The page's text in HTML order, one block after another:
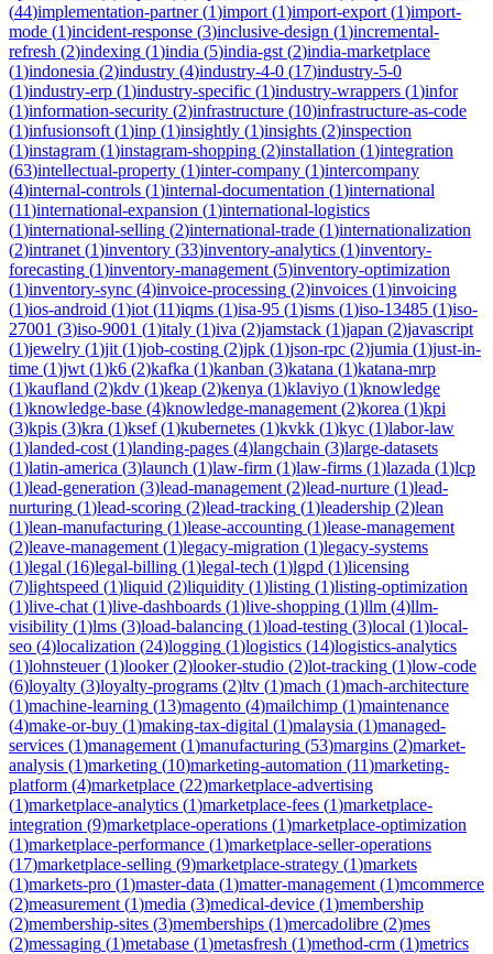
(44)implementation-partner(1)import (1)import-export (1)import-
mode (1)incident-response (3)inclusive-design (1)incremental-
refresh (2)indexing (1)india (5)india-gst (2)india-marketplace
(1)indonesia (2)industry (4)industry-4-0 (17)industry-5-0
(1)industry-erp (1)industry-specific (1)industry-wrappers (1)infor
(1)information-security (2)infrastructure (10)infrastructure-as-code
(1)infusionsoft (1)inp (1)insightly (1)insights (2)inspection
(1)instagram (1)instagram-shopping (2)installation (1)integration
(63)intellectual-property (1)inter-company (1)intercompany
(4)internal-controls (1)internal-documentation (1)international
(11)international-expansion (1)international-logistics
(1)international-selling (2)international-trade (1)internationalization
(2)intranet (1)inventory (33)inventory-analytics (1)inventory-
forecasting (1)inventory-management (5)inventory-optimization
(1)inventory-sync (4)invoice-processing (2)invoices (1)invoicing
(1)ios-android (1)iot (11)iqms (1)isa-95 (1)isms (1)iso-13485 (1)iso-
27001 (3)iso-9001 (1)italy (1)iva (2)jamstack (1)japan (2)javascript
(1)jewelry (1)jit (1)job-costing (2)jpk (1)json-rpc (2)jumia (1)just-in-
time (1)jwt (1)k6 (2)kafka (1)kanban (3)katana (1)katana-mrp
(1)kaufland (2)kdv (1)keap (2)kenya (1)klaviyo (1)knowledge
(1)knowledge-base (4)knowledge-management (2)korea (1)kpi
(3)kpis (3)kra (1)ksef(1)kubernetes (1)kvkk (1)kyc (1)labor-law
(1)landed-cost (1)landing-pages (4)langchain (3)large-datasets
(1)latin-america (3)launch (1)law-firm (1)law-firms (1)lazada (1)lcp
(1)lead-generation (3)lead-management (2)lead-nurture (1)lead-
nurturing (1)lead-scoring (2)lead-tracking (1)leadership (2)lean
(1)lean-manufacturing (1)lease-accounting (1)lease-management
(2)leave-management (1)legacy-migration (1)legacy-systems
(1)legal (16)legal-billing (1)legal-tech (1)lgpd (1)licensing
(7)lightspeed (1)liquid (2)liquidity (1)listing (1)listing-optimization
(1)live-chat (1)live-dashboards (1)live-shopping (1)llm (4)llm-
visibility (1)lms (3)load-balancing (1)load-testing (3)local (1)local-
seo (4)localization (24)logging (1)logistics (14)logistics-analytics
(1)lohnsteuer(1)looker(2)looker-studio (2)lot-tracking (1)low-code
(6)loyalty (3)loyalty-programs (2)ltv (1)mach (1)mach-architecture
(1)machine-learning (13)magento (4)mailchimp (1)maintenance
(4)make-or-buy (1)making-tax-digital (1)malaysia (1)managed-
services (1)management (1)manufacturing (53)margins (2)market-
analysis (1)marketing (10)marketing-automation (11)marketing-
platform (4)marketplace (22)marketplace-advertising
(1)marketplace-analytics (1)marketplace-fees (1)marketplace-
integration (9)marketplace-operations (1)marketplace-optimization
(1)marketplace-performance (1)marketplace-seller-operations
(17)marketplace-selling (9)marketplace-strategy (1)markets
(1)markets-pro (1)master-data (1)matter-management (1)mcommerce
(2)measurement (1)media (3)medical-device (1)membership
(2)membership-sites (3)memberships (1)mercadolibre (2)mes
(2)messaging (1)metabase (1)metasfresh (1)method-crm (1)metrics